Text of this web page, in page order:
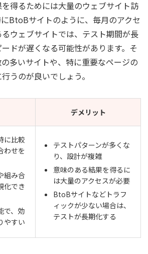
得るためには大量のウェブサイト訪
BtoBサイトのように、毎月のアクセ
ウェブサイトでは、テスト期間が長
ドが遅くなる可能性があります。そ
多いサイトや、特に重要なページの
うのが良いでしょう。
デメリット
に比較
わせを
組み合
化でき
で、効
やすい
テストパターンが多くな
り、設計が複雑
意味のある結果を得るに
は大量のアクセスが必要
BtoBサイトなどトラフ
ィックが少ない場合は、
テストが長期化する